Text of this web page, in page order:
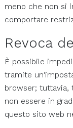
meno che non si
comportare
Revoca
È possibile
tramite
browser; tuttavia,
non essere in
questo sito web